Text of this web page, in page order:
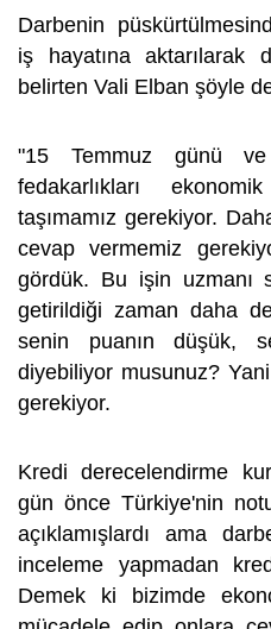
Darbenin
iş hayatına aktarılarak
belirten Vali Elban şöyle
"15 Temmuz günü
fedakarlıkları
taşımamız gerekiyor.
cevap vermemiz
gördük. Bu işin uzmanı
getirildiği zaman daha
senin puanın düşük,
diyebiliyor musunuz?
gerekiyor.
Kredi derecelendirme
gün önce Türkiye'nin
açıklamışlardı ama
inceleme yapmadan
Demek ki bizimde